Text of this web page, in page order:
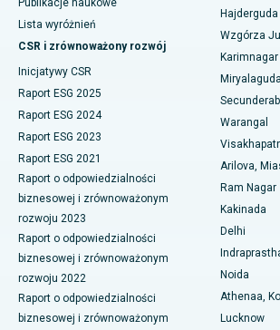
Najlepszy szpital przy GS Road w Guwahati
Najlepszy szpital w Hajdarabadzie
Najlepszy szpital w Vijay Nagar, Indore
Najlepszy szpital przy Suryaraopeta Main
Najlepszy szpital przy Canal Circular Road
Najlepszy szpital w dzielnicy biznesowej
Najlepszy szpital w Panchavati, Nashik
Najlepszy szpital w Secunderabad,
Najlepszy szpital w Seshadripuram,
Głęboka stymulacja mózgu
Dializa otrzewnowa
Biopsja nerki
Paratyroidektomia
Chirurgia cytoredukcyjna
Ceramiczna całkowita wymiana stawu
ERCP
Publikacje naukowe
Lista wyróżnień
CSR i zrównoważony rozwój
Inicjatywy CSR
Raport ESG 2025
Raport ESG 2024
Raport ESG 2023
Raport ESG 2021
Raport o odpowiedzialności
biznesowej i zrównoważonym
rozwoju 2023
Raport o odpowiedzialności
biznesowej i zrównoważonym
rozwoju 2022
Raport o odpowiedzialności
biznesowej i zrównoważonym
Hajderguda
Wzgórza
Karimnagar
Miryalaguda
Warangal
Arilova,
Ram Nagar
Kakinada
Delhi
Noida
Athenaa,
Lucknow